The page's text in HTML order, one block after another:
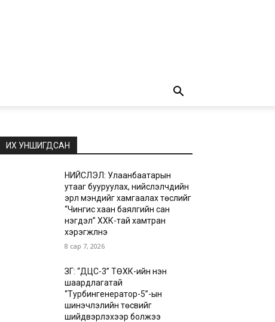
ИХ УНШИГДСАН
НИЙСЛЭЛ: Улаанбаатарын
утааг бууруулах, нийслэлчүүдийн
эрүүл мэндийг хамгаалах төслийг
“Чингис хаан баялгийн сан
нэгдэл” ХХК-тай хамтран
хэрэгжүүлнэ
8 сар 7, 2026
ЗГ: “ДЦС-3” ТӨХК-ийн нэн
шаардлагатай
“Турбингенератор-5”-ын
шинэчлэлийн төсвийг
шийдвэрлэхээр болжээ